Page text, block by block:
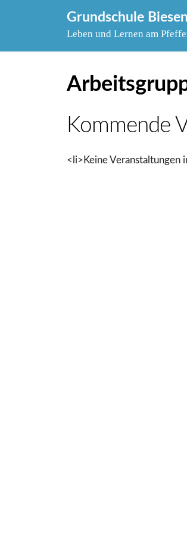
Grundschule
Leben und Lernen am
Kommende
<li>Keine Veranstaltungen